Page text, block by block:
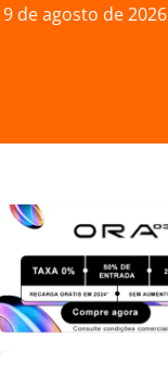
9 de agosto de 2026